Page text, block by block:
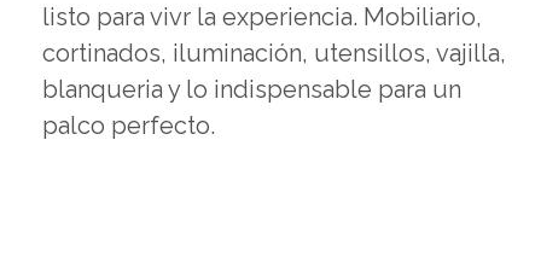
listo para vivr la experiencia. Mobiliario,
cortinados, iluminación, utensillos, vajilla,
blanqueria y lo indispensable para un
palco perfecto.